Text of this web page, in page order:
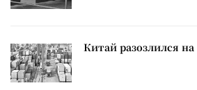
Китай разозлился